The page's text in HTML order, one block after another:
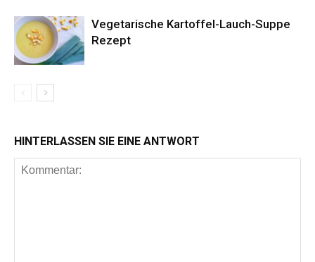
Vegetarische Kartoffel-Lauch-Suppe
Rezept
HINTERLASSEN SIE EINE ANTWORT